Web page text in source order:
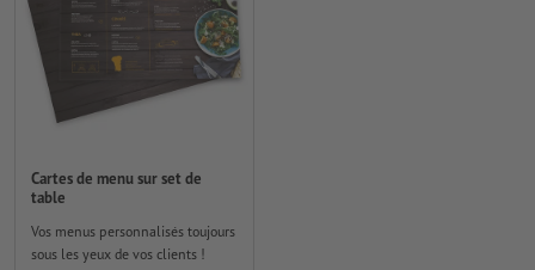
Cartes de menu sur set de
table
Vos menus personnalisés toujours
sous les yeux de vos clients !